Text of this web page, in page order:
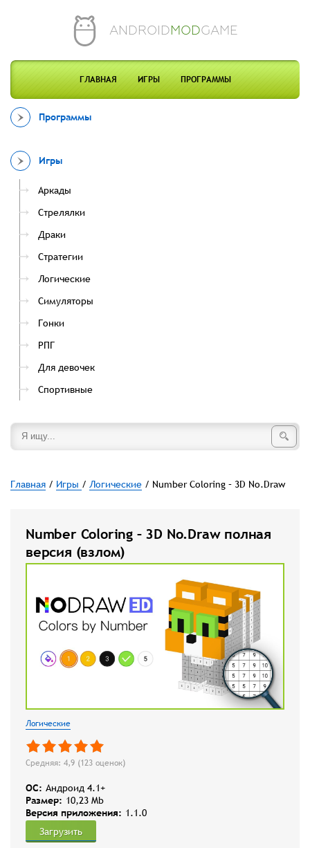
ANDROIDMODGAME
ГЛАВНАЯ ИГРЫ ПРОГРАММЫ
Программы
Игры
Аркады
Стрелялки
Драки
Стратегии
Логические
Симуляторы
Гонки
РПГ
Для девочек
Спортивные
Главная / Игры / Логические / Number Coloring – 3D No.Draw
Number Coloring – 3D No.Draw полная
версия (взлом)
Логические
Средняя: 4,9 (123 оценок)
OC: Андроид 4.1+
Размер: 10,23 Mb
Версия приложения: 1.1.0
Загрузить